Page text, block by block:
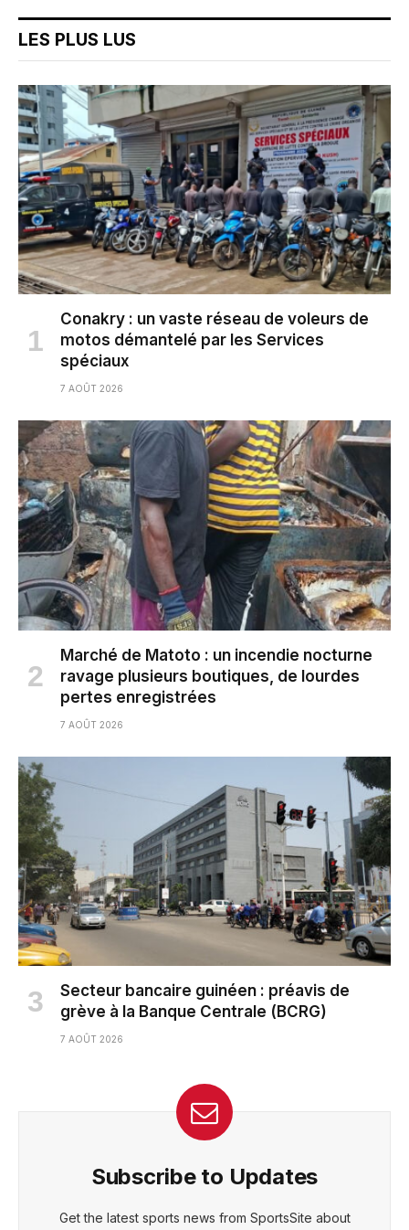
LES PLUS LUS
Conakry : un vaste réseau de voleurs de
motos démantelé par les Services
spéciaux
7 AOÛT 2026
Marché de Matoto : un incendie nocturne
ravage plusieurs boutiques, de lourdes
pertes enregistrées
7 AOÛT 2026
Secteur bancaire guinéen : préavis de
grève à la Banque Centrale (BCRG)
7 AOÛT 2026
Subscribe to Updates
Get the latest sports news from SportsSite about